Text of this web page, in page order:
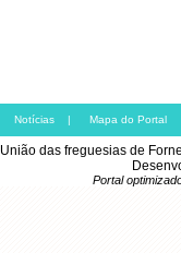
Notícias | Mapa do Portal
União das freguesias de
Portal